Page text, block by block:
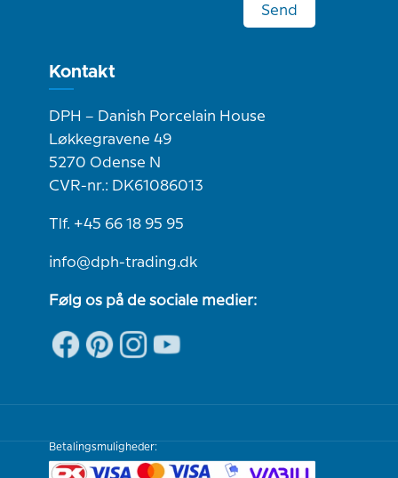
Send
Kontakt
DPH – Danish Porcelain House
Løkkegravene 49
5270 Odense N
CVR-nr.: DK61086013
Tlf. +45 66 18 95 95
info@dph-trading.dk
Følg os på de sociale medier:
Betalingsmuligheder: